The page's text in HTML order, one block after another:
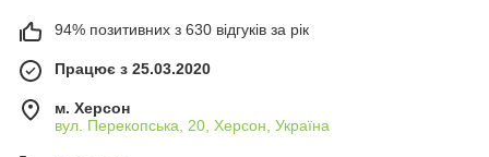
94% позитивних з 630 відгуків за рік
Працює з 25.03.2020
м. Херсон
вул. Перекопська, 20, Херсон, Україна